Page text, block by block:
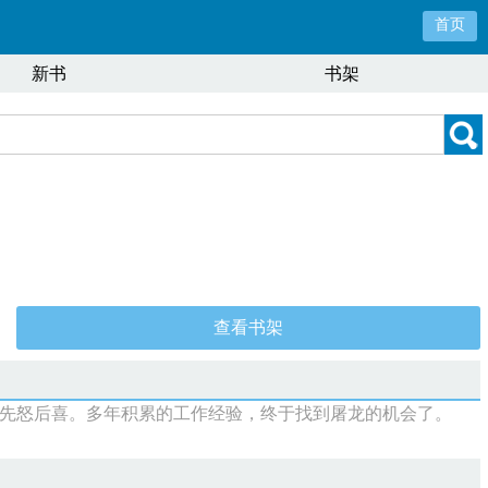
首页
新书 书架
查看书架
后喜。多年积累的工作经验，终于找到屠龙的机会了。